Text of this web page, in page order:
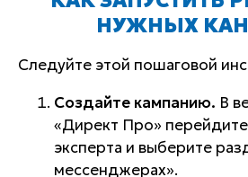
НУЖНЫХ
Следуйте этой пошаговой
Создайте кампанию. В
«Директ Про»
эксперта и выберите
мессенджерах».